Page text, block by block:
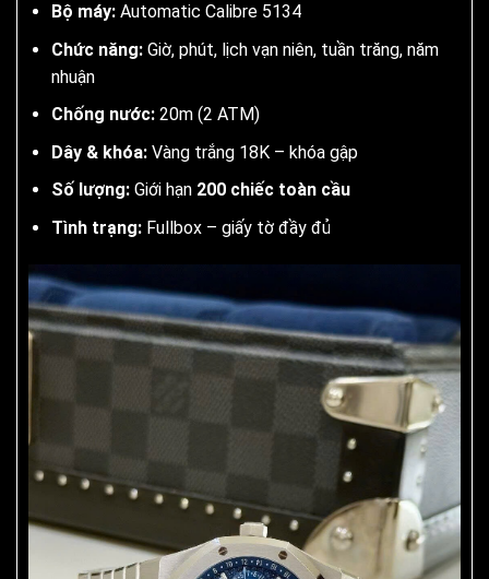
Bộ máy:Automatic Calibre 5134
Chức năng:Giờ, phút, lịch vạn niên, tuần trăng, năm
nhuận
Chống nước:20m (2 ATM)
Dây & khóa:Vàng trắng 18K – khóa gập
Số lượng:Giới hạn 200 chiếc toàn cầu
Tình trạng:Fullbox – giấy tờ đầy đủ